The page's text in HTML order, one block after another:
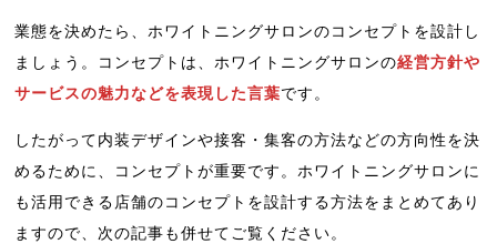
業態を決めたら、ホワイトニングサロンのコンセプトを設計し
ましょう。コンセプトは、ホワイトニングサロンの経営方針や
サービスの魅力などを表現した言葉です。
したがって内装デザインや接客・集客の方法などの方向性を決
めるために、コンセプトが重要です。ホワイトニングサロンに
も活用できる店舗のコンセプトを設計する方法をまとめてあり
ますので、次の記事も併せてご覧ください。